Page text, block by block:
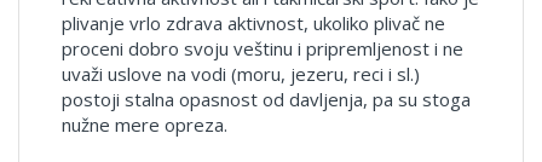
plivanje vrlo zdrava aktivnost, ukoliko plivač ne
proceni dobro svoju veštinu i pripremljenost i ne
uvaži uslove na vodi (moru, jezeru, reci i sl.)
postoji stalna opasnost od davljenja, pa su stoga
nužne mere opreza.